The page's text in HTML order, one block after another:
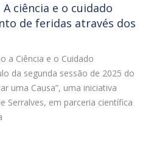
ciência e o cuidado
de feridas através dos
a Ciência e o Cuidado
da segunda sessão de 2025 do
uma Causa”, uma iniciativa
Serralves, em parceria científica